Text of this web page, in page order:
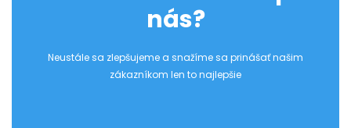
nás?
Neustále sa zlepšujeme a snažíme sa prinášať našim
zákazníkom len to najlepšie